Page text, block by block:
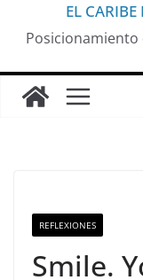
EL
Posicionamiento
REFLEXIONES
Smile.